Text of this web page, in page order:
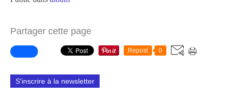
Partager cette page
Repost 0
S'inscrire à la newsletter